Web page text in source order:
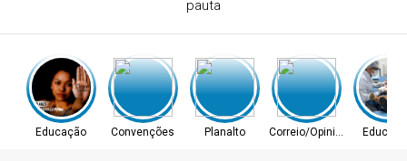
pauta
Educação Convenções Planalto Correio/Opinião